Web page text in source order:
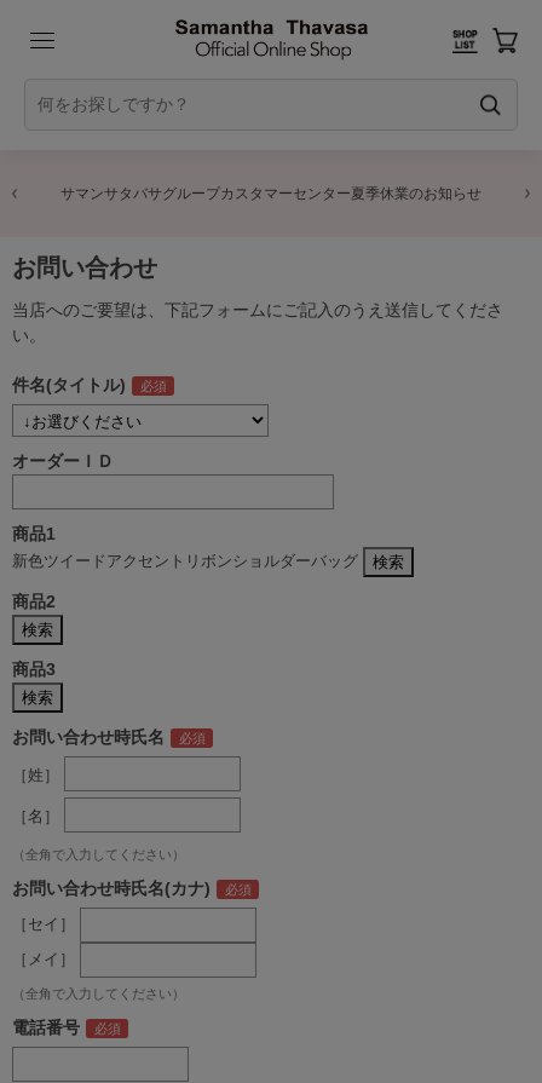
サマンサタバサグループカスタマーセンター夏季休業のお知らせ
お問い合わせ
当店へのご要望は、下記フォームにご記入のうえ送信してくださ
い。
件名(タイトル)
オーダーＩＤ
商品1
新色ツイードアクセントリボンショルダーバッグ
商品2
商品3
お問い合わせ時氏名
［姓］
［名］
（全角で入力してください）
お問い合わせ時氏名(カナ)
［セイ］
［メイ］
（全角で入力してください）
電話番号